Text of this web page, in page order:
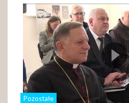
Pozostałe